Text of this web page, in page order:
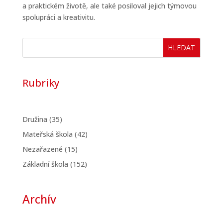
a praktickém životě, ale také posiloval jejich týmovou
spolupráci a kreativitu.
HLEDAT
Rubriky
Družina (35)
Mateřská škola (42)
Nezařazené (15)
Základní škola (152)
Archív